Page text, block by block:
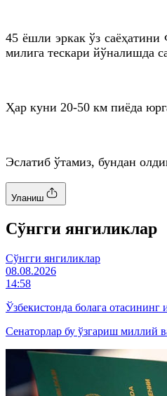
45 ёшли эркак ўз
милига тескари йўналишда
Ҳар куни 20-50 км пиёда
Эслатиб ўтамиз, бундан
Уланиш
Cўнгги янгиликлар
Cўнгги янгиликлар
08.08.2026
14:58
Ўзбекистонда болага
Сенаторлар бу ўзгариш миллий